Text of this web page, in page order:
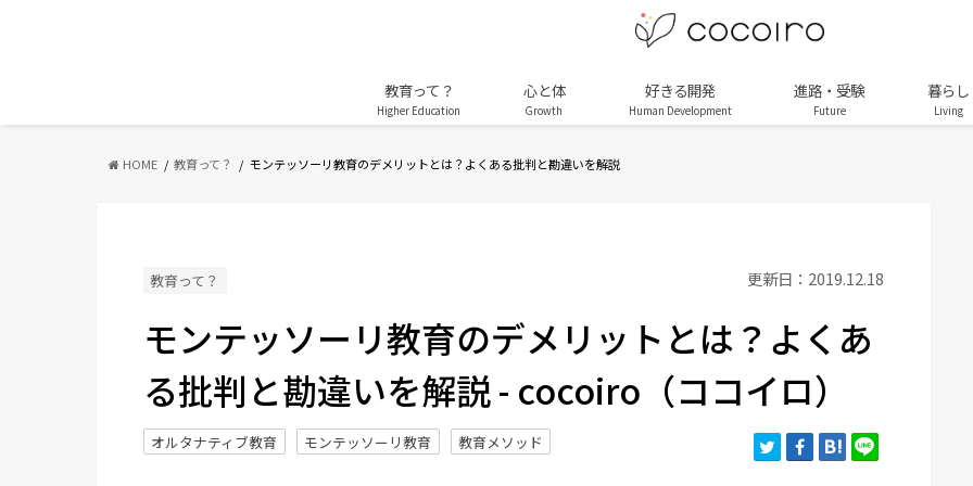
教育って？
Higher Education
心と体
Growth
好きる開発
Human Development
進路・受験
Future
暮らし
Living
HOME 教育って？ モンテッソーリ教育のデメリットとは？よくある批判と勘違いを解説
教育って？ 更新日：2019.12.18
モンテッソーリ教育のデメリットとは？よくあ
る批判と勘違いを解説 - cocoiro（ココイロ）
オルタナティブ教育 モンテッソーリ教育 教育メソッド